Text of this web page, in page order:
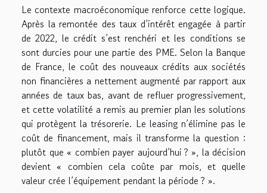
Le contexte macroéconomique renforce cette logique.
Après la remontée des taux d’intérêt engagée à partir
de 2022, le crédit s’est renchéri et les conditions se
sont durcies pour une partie des PME. Selon la Banque
de France, le coût des nouveaux crédits aux sociétés
non financières a nettement augmenté par rapport aux
années de taux bas, avant de refluer progressivement,
et cette volatilité a remis au premier plan les solutions
qui protègent la trésorerie. Le leasing n’élimine pas le
coût de financement, mais il transforme la question :
plutôt que « combien payer aujourd’hui ? », la décision
devient « combien cela coûte par mois, et quelle
valeur crée l’équipement pendant la période ? ».